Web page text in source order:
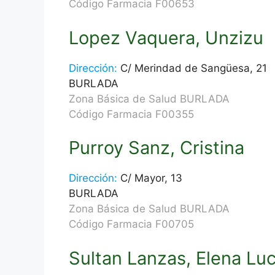
Código Farmacia F00653
Lopez Vaquera, Unzizu
Dirección: C/ Merindad de Sangüesa, 21
BURLADA
Zona Básica de Salud BURLADA
Código Farmacia F00355
Purroy Sanz, Cristina
Dirección: C/ Mayor, 13
BURLADA
Zona Básica de Salud BURLADA
Código Farmacia F00705
Sultan Lanzas, Elena